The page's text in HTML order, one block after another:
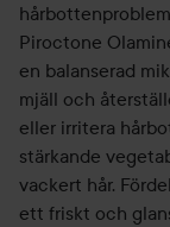
Piroctone
en balanserad
mjäll och
eller irritera
stärkande
vackert hår.
ett friskt och